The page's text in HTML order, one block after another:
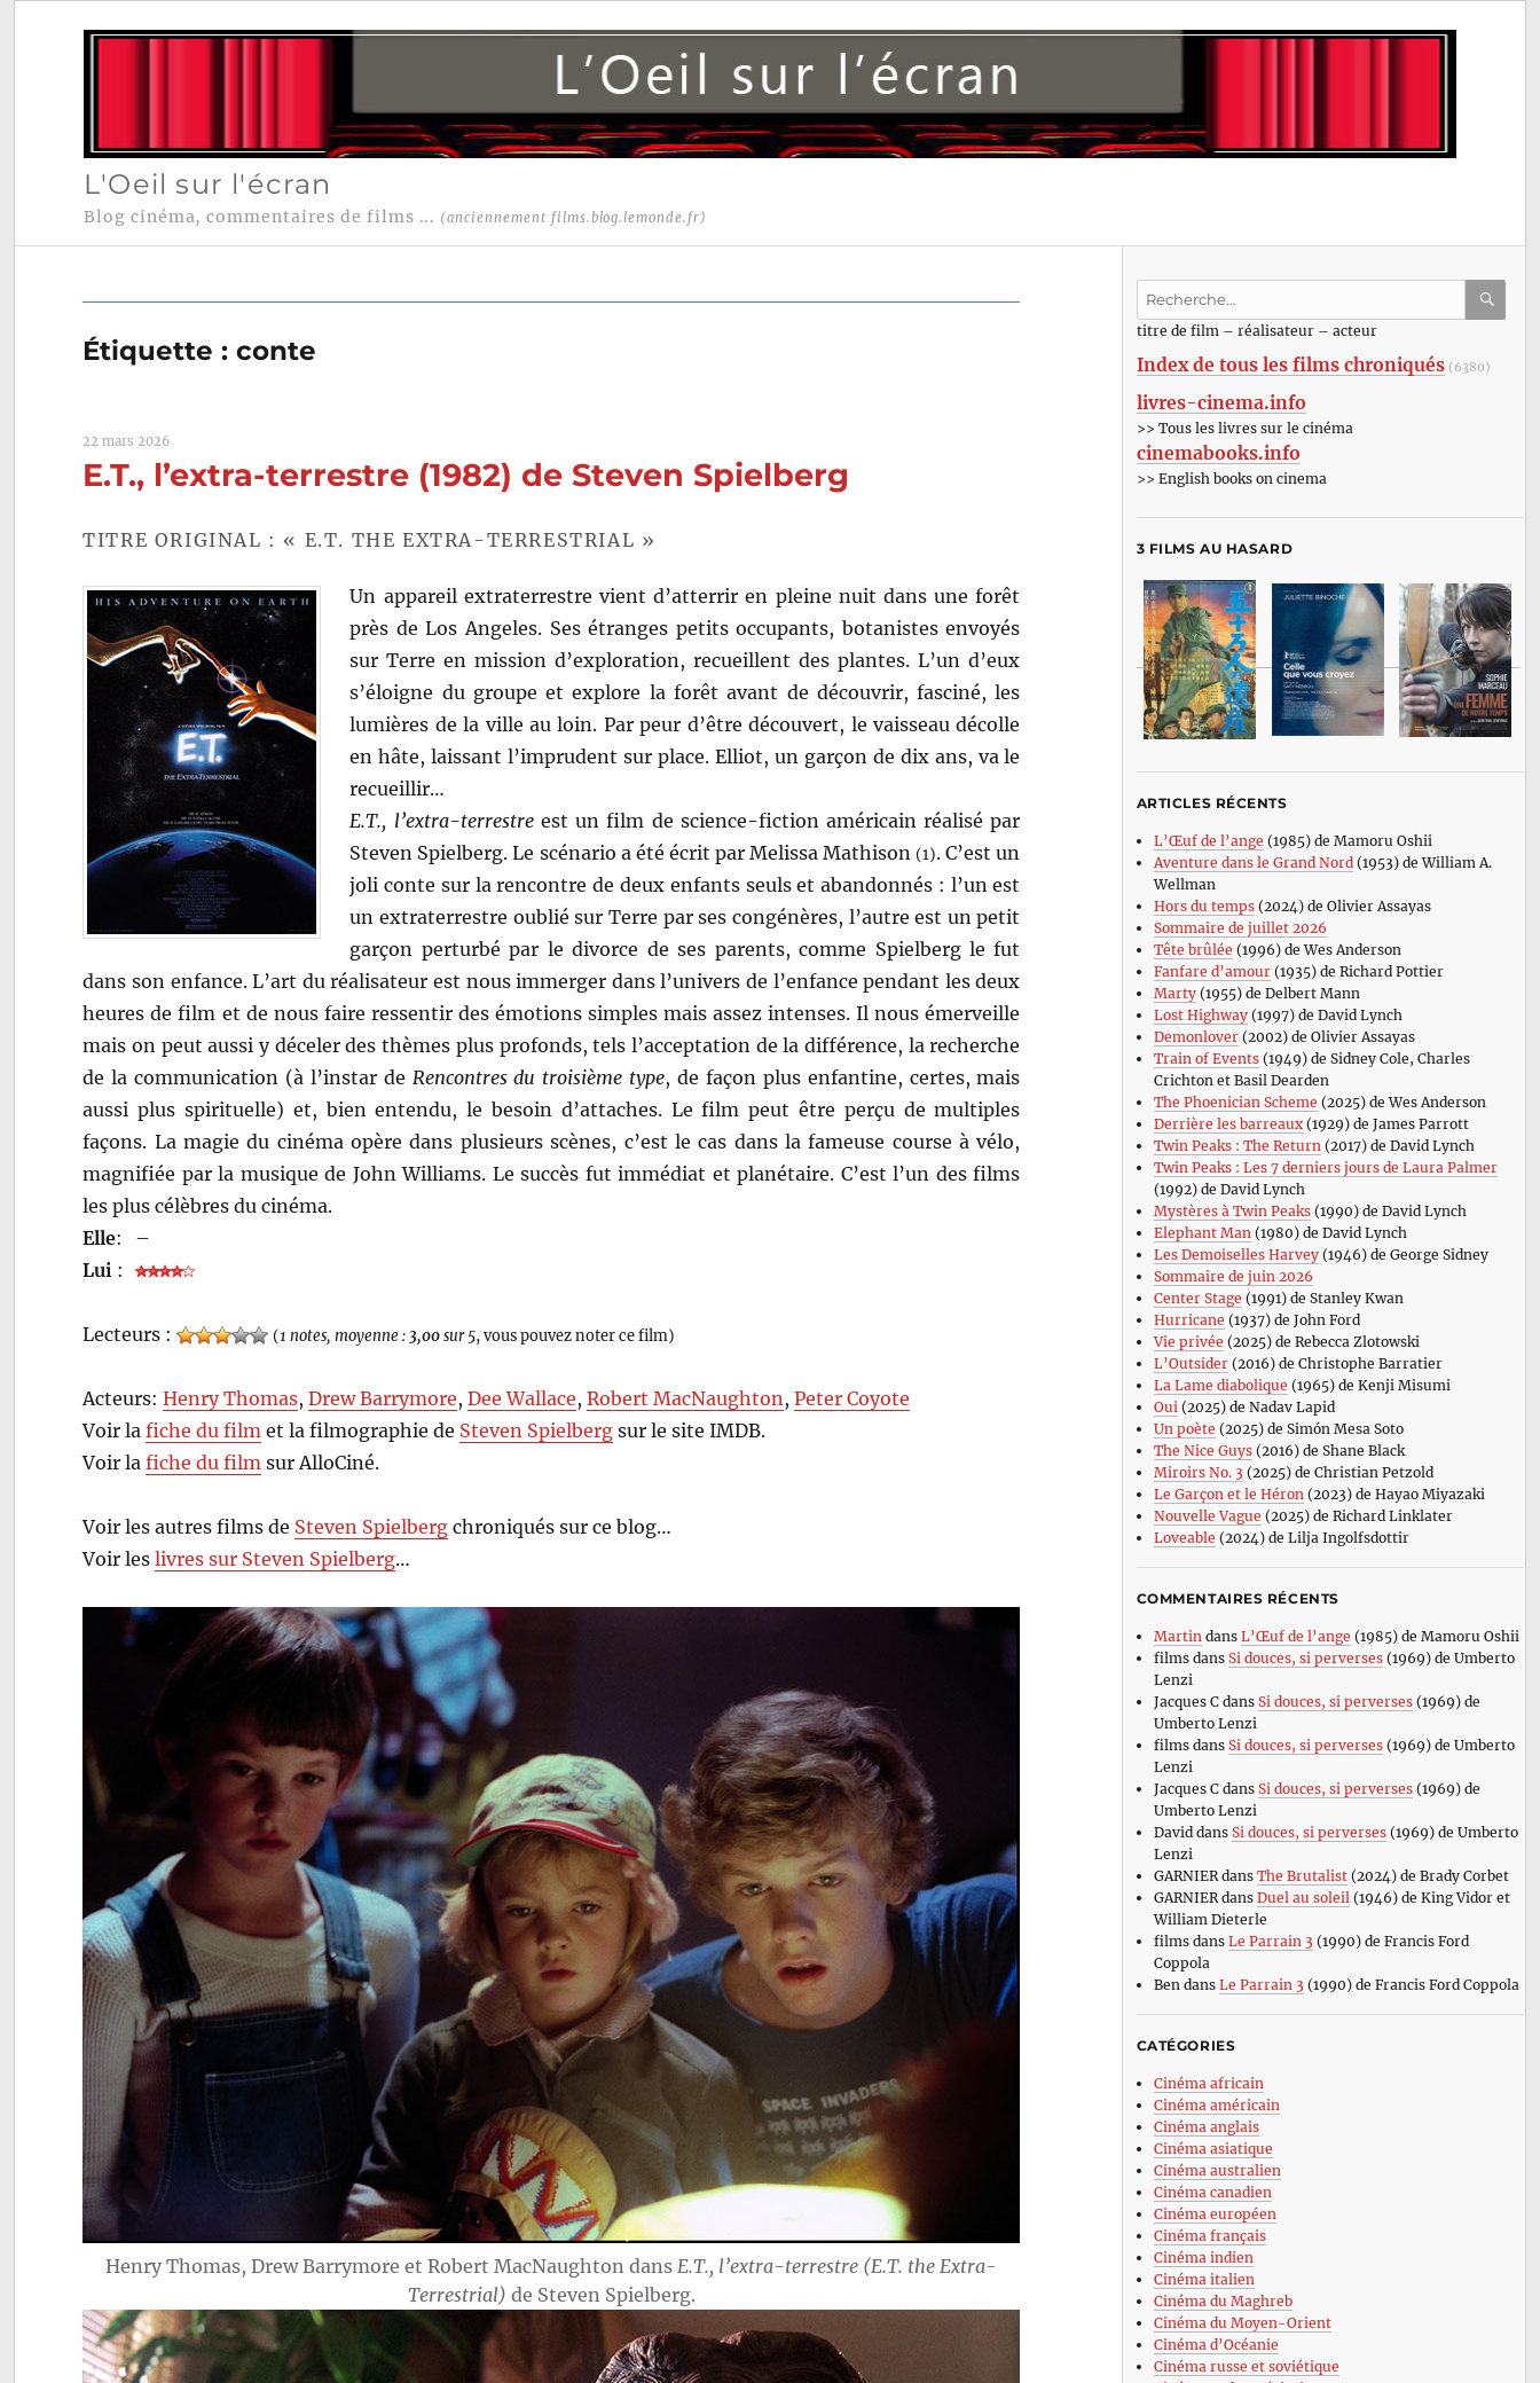
L'Oeil sur l'écran
Blog cinéma, commentaires de films ... (anciennement films.blog.lemonde.fr)
Étiquette :conte
22 mars 2026
E.T., l’extra-terrestre (1982) de Steven Spielberg
TITRE ORIGINAL : « E.T. THE EXTRA-TERRESTRIAL »
Un appareil extraterrestre vient d’atterrir en pleine nuit dans une forêt
près de Los Angeles. Ses étranges petits occupants, botanistes envoyés
sur Terre en mission d’exploration, recueillent des plantes. L’un d’eux
s’éloigne du groupe et explore la forêt avant de découvrir, fasciné, les
lumières de la ville au loin. Par peur d’être découvert, le vaisseau décolle
en hâte, laissant l’imprudent sur place. Elliot, un garçon de dix ans, va le
recueillir…
E.T., l’extra-terrestreest un film de science-fiction américain réalisé par
Steven Spielberg. Le scénario a été écrit par Melissa Mathison(1). C’est un
joli conte sur la rencontre de deux enfants seuls et abandonnés : l’un est
un extraterrestre oublié sur Terre par ses congénères, l’autre est un petit
garçon perturbé par le divorce de ses parents, comme Spielberg le fut
dans son enfance. L’art du réalisateur est nous immerger dans l’univers de l’enfance pendant les deux
heures de film et de nous faire ressentir des émotions simples mais assez intenses. Il nous émerveille
mais on peut aussi y déceler des thèmes plus profonds, tels l’acceptation de la différence, la recherche
de la communication (à l’instar de Rencontres du troisième type, de façon plus enfantine, certes, mais
aussi plus spirituelle) et, bien entendu, le besoin d’attaches. Le film peut être perçu de multiples
façons. La magie du cinéma opère dans plusieurs scènes, c’est le cas dans la fameuse course à vélo,
magnifiée par la musique de John Williams. Le succès fut immédiat et planétaire. C’est l’un des films
les plus célèbres du cinéma.
Elle:
–
Lui :
Lecteurs : (1 notes, moyenne : 3,00sur 5, vous pouvez noter ce film)
Acteurs:Henry Thomas,Drew Barrymore,Dee Wallace,Robert MacNaughton ,Peter Coyote
Voir lafiche du film et la filmographie de Steven Spielberg sur le site IMDB.
Voir lafiche du film sur AlloCiné.
Voir les autres films de Steven Spielberg chroniqués sur ce blog…
Voir leslivres sur Steven Spielberg…
Henry Thomas, Drew Barrymore et Robert MacNaughton dansE.T., l’extra-terrestre (E.T. the Extra-
Terrestrial) de Steven Spielberg.
Recherche
:titre de film – réalisateur – acteur
Index de tous les films chroniqués (6380)
livres-cinema.info
>> Tous les livres sur le cinéma
cinemabooks.info
>> English books on cinema
3 FILMS AU HASARD
ARTICLES RÉCENTS
L’Œuf de l’ange (1985) de Mamoru Oshii
Aventure dans le Grand Nord(1953) de William A.
Wellman
Hors du temps(2024) de Olivier Assayas
Sommaire de juillet 2026
Tête brûlée (1996) de Wes Anderson
Fanfare d’amour(1935) de Richard Pottier
Marty(1955) de Delbert Mann
Lost Highway(1997) de David Lynch
Demonlover(2002) de Olivier Assayas
Train of Events(1949) de Sidney Cole, Charles
Crichton et Basil Dearden
The Phoenician Scheme (2025) de Wes Anderson
Derrière les barreaux(1929) de James Parrott
Twin Peaks : The Return(2017) de David Lynch
Twin Peaks : Les 7 derniers jours de Laura Palmer
(1992) de David Lynch
Mystères à Twin Peaks(1990) de David Lynch
Elephant Man(1980) de David Lynch
Les Demoiselles Harvey(1946) de George Sidney
Sommaire de juin 2026
Center Stage (1991) de Stanley Kwan
Hurricane (1937) de John Ford
Vie privée (2025) de Rebecca Zlotowski
L’Outsider(2016) de Christophe Barratier
La Lame diabolique (1965) de Kenji Misumi
Oui(2025) de Nadav Lapid
Un poète (2025) de Simón Mesa Soto
The Nice Guys(2016) de Shane Black
Miroirs No. 3 (2025) de Christian Petzold
Le Garçon et le Héron(2023) de Hayao Miyazaki
Nouvelle Vague (2025) de Richard Linklater
Loveable (2024) de Lilja Ingolfsdottir
COMMENTAIRES RÉCENTS
Martin dans L’Œuf de l’ange (1985) de Mamoru Oshii
filmsdans Si douces, si perverses(1969) de Umberto
Lenzi
Jacques Cdans Si douces, si perverses(1969) de
Umberto Lenzi
filmsdans Si douces, si perverses(1969) de Umberto
Lenzi
Jacques Cdans Si douces, si perverses(1969) de
Umberto Lenzi
David dans Si douces, si perverses(1969) de Umberto
Lenzi
GARNIERdans The Brutalist(2024) de Brady Corbet
GARNIERdans Duel au soleil (1946) de King Vidor et
William Dieterle
filmsdans Le Parrain 3 (1990) de Francis Ford
Coppola
Ben dans Le Parrain 3 (1990) de Francis Ford Coppola
CATÉGORIES
Cinéma africain
Cinéma américain
Cinéma anglais
Cinéma asiatique
Cinéma australien
Cinéma canadien
Cinéma européen
Cinéma français
Cinéma indien
Cinéma italien
Cinéma du Maghreb
Cinéma du Moyen-Orient
Cinéma d’Océanie
Cinéma russe et soviétique